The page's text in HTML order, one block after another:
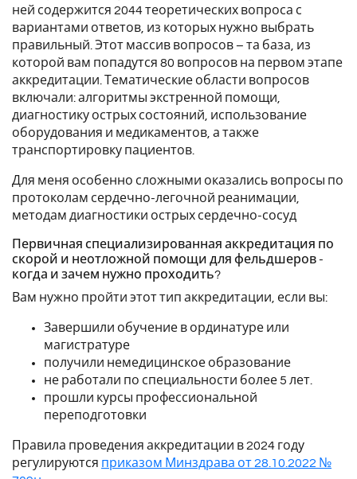
ней содержится 2044 теоретических вопроса с
вариантами ответов, из которых нужно выбрать
правильный. Этот массив вопросов – та база, из
которой вам попадутся 80 вопросов на первом этапе
аккредитации. Тематические области вопросов
включали: алгоритмы экстренной помощи,
диагностику острых состояний, использование
оборудования и медикаментов, а также
транспортировку пациентов.
Для меня особенно сложными оказались вопросы по
протоколам сердечно-легочной реанимации,
методам диагностики острых сердечно-сосуд
Первичная специализированная аккредитация по
скорой и неотложной помощи для фельдшеров -
когда и зачем нужно проходить?
Вам нужно пройти этот тип аккредитации, если вы:
Завершили обучение в ординатуре или
магистратуре
получили немедицинское образование
не работали по специальности более 5 лет.
прошли курсы профессиональной
переподготовки
Правила проведения аккредитации в 2024 году
регулируются приказом Минздрава от 28.10.2022 №